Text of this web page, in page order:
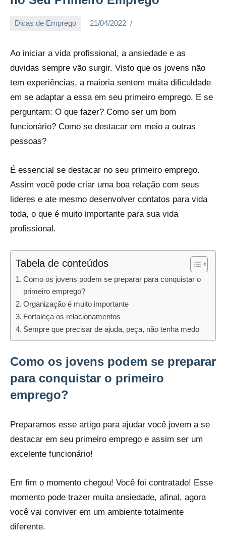
Dicas de Emprego 21/04/2022
Ao iniciar a vida profissional, a ansiedade e as
duvidas sempre vão surgir. Visto que os jovens não
tem experiências, a maioria sentem muita dificuldade
em se adaptar a essa em seu primeiro emprego. E se
perguntam: O que fazer? Como ser um bom
funcionário? Como se destacar em meio a outras
pessoas?
É essencial se destacar no seu primeiro emprego.
Assim você pode criar uma boa relação com seus
lideres e ate mesmo desenvolver contatos para vida
toda, o que é muito importante para sua vida
profissional.
Tabela de conteúdos
Como os jovens podem se preparar para conquistar o
primeiro emprego?
Organização é muito importante
Fortaleça os relacionamentos
Sempre que precisar de ajuda, peça, não tenha medo
Como os jovens podem se preparar
para conquistar o primeiro
emprego?
Preparamos esse artigo para ajudar você jovem a se
destacar em seu primeiro emprego e assim ser um
excelente funcionário!
Em fim o momento chegou! Você foi contratado! Esse
momento pode trazer muita ansiedade, afinal, agora
você vai conviver em um ambiente totalmente
diferente.